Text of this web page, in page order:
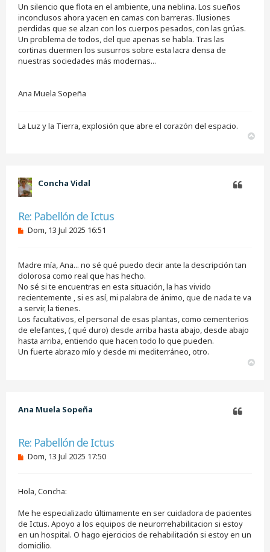
Un silencio que flota en el ambiente, una neblina. Los sueños
inconclusos ahora yacen en camas con barreras. Ilusiones
perdidas que se alzan con los cuerpos pesados, con las grúas.
Un problema de todos, del que apenas se habla. Tras las
cortinas duermen los susurros sobre esta lacra densa de
nuestras sociedades más modernas...
Ana Muela Sopeña
La Luz y la Tierra, explosión que abre el corazón del espacio.
Concha Vidal
Re: Pabellón de Ictus
M
a
j
e
s
i
n
l
e
e
r
Dom, 13 Jul 2025 16:51
Madre mía, Ana... no sé qué puedo decir ante la descripción tan
dolorosa como real que has hecho.
No sé si te encuentras en esta situación, la has vivido
recientemente , si es así, mi palabra de ánimo, que de nada te va
a servir, la tienes.
Los facultativos, el personal de esas plantas, como cementerios
de elefantes, ( qué duro) desde arriba hasta abajo, desde abajo
hasta arriba, entiendo que hacen todo lo que pueden.
Un fuerte abrazo mío y desde mi mediterráneo, otro.
Ana Muela Sopeña
Re: Pabellón de Ictus
M
a
e
s
i
n
l
Dom, 13 Jul 2025 17:50
Hola, Concha:
Me he especializado últimamente en ser cuidadora de pacientes
de Ictus. Apoyo a los equipos de neurorrehabilitacion si estoy
en un hospital. O hago ejercicios de rehabilitación si estoy en un
domicilio.